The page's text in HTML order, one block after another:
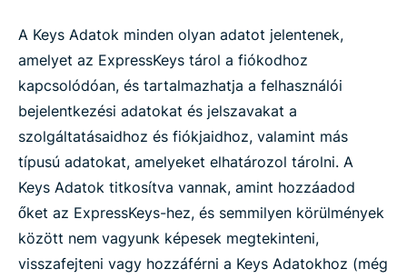
A Keys Adatok minden olyan adatot jelentenek,
amelyet az ExpressKeys tárol a fiókodhoz
kapcsolódóan, és tartalmazhatja a felhasználói
bejelentkezési adatokat és jelszavakat a
szolgáltatásaidhoz és fiókjaidhoz, valamint más
típusú adatokat, amelyeket elhatározol tárolni. A
Keys Adatok titkosítva vannak, amint hozzáadod
őket az ExpressKeys-hez, és semmilyen körülmények
között nem vagyunk képesek megtekinteni,
visszafejteni vagy hozzáférni a Keys Adatokhoz (még